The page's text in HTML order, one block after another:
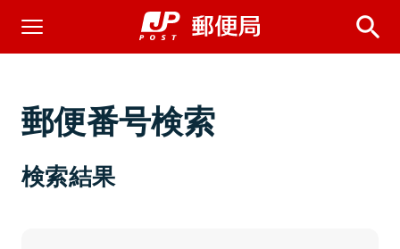
郵便番号検索
検索結果